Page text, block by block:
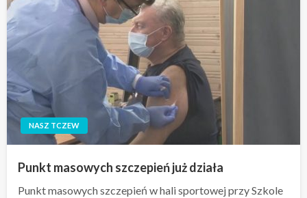
NASZ TCZEW
Punkt masowych szczepień już działa
Punkt masowych szczepień w hali sportowej przy Szkole